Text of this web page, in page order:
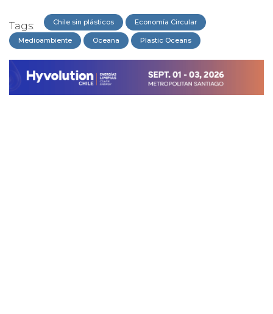
Tags: Chile sin plásticos Economía Circular
Medioambiente Oceana Plastic Oceans